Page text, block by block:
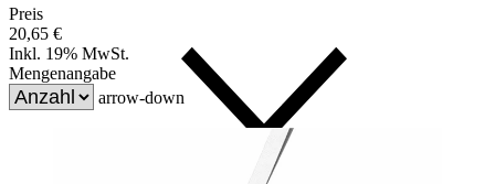
Preis
20,65 €
Inkl. 19% MwSt.
Mengenangabe
arrow-down